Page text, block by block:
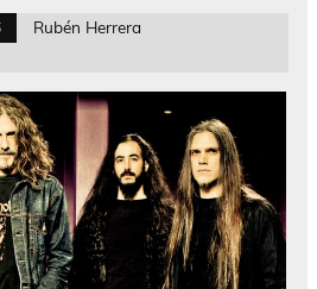
Rubén Herrera